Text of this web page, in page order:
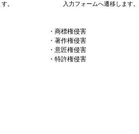
。 入力フォームへ遷移します。
・商標権侵害
・著作権侵害
・意匠権侵害
・特許権侵害